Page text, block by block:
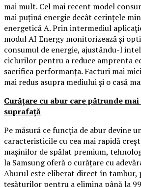
mai mult. Cel mai recent model
mai puțină energie decât cerințele
energetică A. Prin intermediul
modul AI Energy monitorizează și
consumul de energie, ajustându-l
ciclurilor pentru a reduce amprenta
sacrifica performanța. Facturi mai
mai redus asupra mediului și o casă
Curățare cu abur care pătrunde
suprafață
Pe măsură ce funcția de abur devine
caracteristicile cu cea mai rapidă
mașinilor de spălat premium,
la Samsung oferă o curățare cu
Aburul este eliberat direct în
țesăturilor pentru a elimina până la